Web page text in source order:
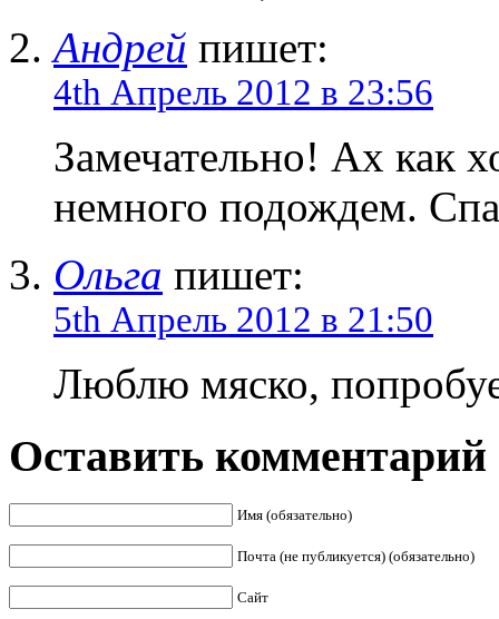
Андрей пишет:
4th Апрель 2012 в 23:56
Замечательно! Ах как
немного подождем.
Ольга пишет:
5th Апрель 2012 в 21:50
Люблю мяско,
Оставить комментарий
Имя (обязательно)
Почта (не публикуется) (обязательно)
Сайт